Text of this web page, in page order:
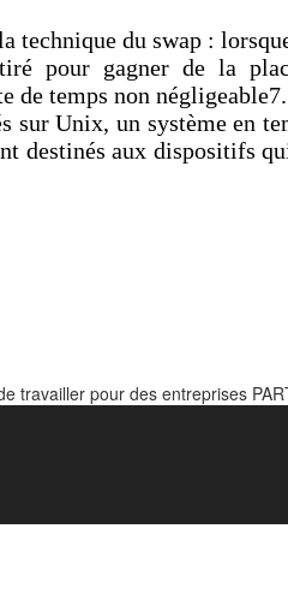
du swap :
pour gagner de la
de temps non négligeable7.
sur Unix, un système en
destinés aux dispositifs
travailler pour des entreprises